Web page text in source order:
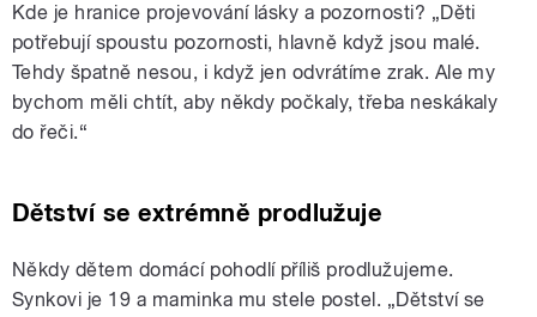
Kde je hranice projevování lásky a pozornosti? „Děti
potřebují spoustu pozornosti, hlavně když jsou malé.
Tehdy špatně nesou, i když jen odvrátíme zrak. Ale my
bychom měli chtít, aby někdy počkaly, třeba neskákaly
do řeči.“
Dětství se extrémně prodlužuje
Někdy dětem domácí pohodlí příliš prodlužujeme.
Synkovi je 19 a maminka mu stele postel. „Dětství se